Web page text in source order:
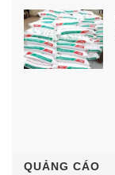
QUẢNG CÁO